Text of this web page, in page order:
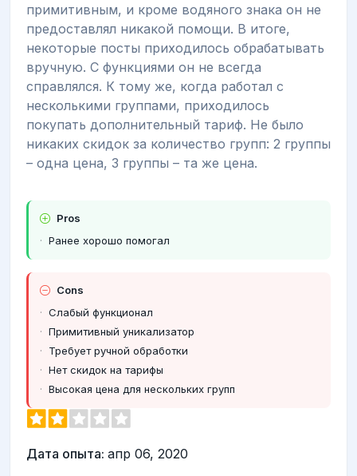
примитивным, и кроме водяного знака он не
предоставлял никакой помощи. В итоге,
некоторые посты приходилось обрабатывать
вручную. С функциями он не всегда
справлялся. К тому же, когда работал с
несколькими группами, приходилось
покупать дополнительный тариф. Не было
никаких скидок за количество групп: 2 группы
– одна цена, 3 группы – та же цена.
Pros
Ранее хорошо помогал
Cons
Слабый функционал
Примитивный уникализатор
Требует ручной обработки
Нет скидок на тарифы
Высокая цена для нескольких групп
Дата опыта: апр 06, 2020